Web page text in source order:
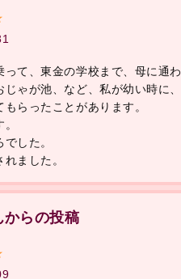
て、東金の学校まで、母に通
ゃが池、など、私が幼い時に、
らったことがあります。
した。
ました。
からの投稿